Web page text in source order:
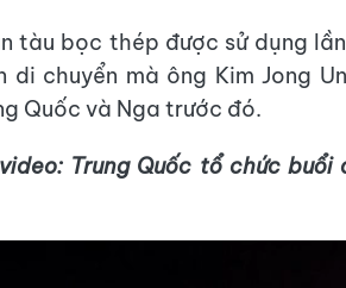
tàu bọc thép được sử dụng
chuyển mà ông Kim Jong
Quốc và Nga trước đó.
Trung Quốc tổ chức